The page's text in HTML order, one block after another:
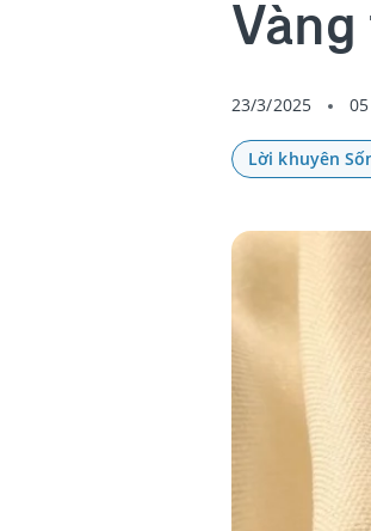
Vàng
23/3/2025
Lời khuyên